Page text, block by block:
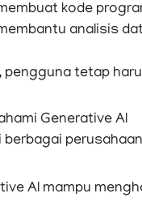
kode
analisis
pengguna tetap
Generative AI
berbagai
AI mampu